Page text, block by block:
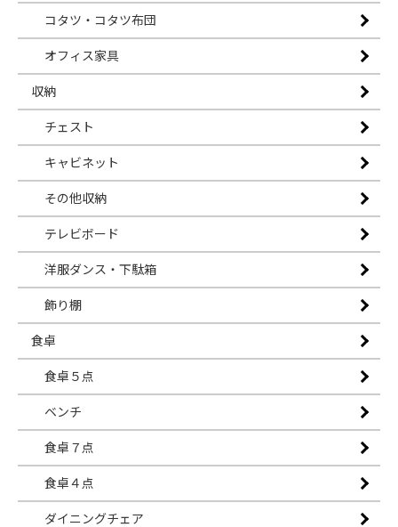
コタツ・コタツ布団
オフィス家具
収納
チェスト
キャビネット
その他収納
テレビボード
洋服ダンス・下駄箱
飾り棚
食卓
食卓５点
ベンチ
食卓７点
食卓４点
ダイニングチェア